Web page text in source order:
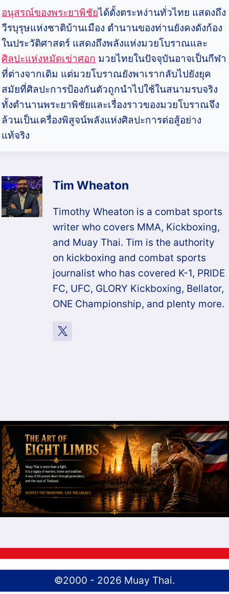
อนุสรณ์ของพระยาพิชัยได้ตั้งตระหง่านทั่วไทย แสดงถึง
วีรบุรุษแห่งชาติบ้านเมือง ตำนานของท่านยังคงดังก้อง
ในประวัติศาสตร์ แสดงถึงพลังแห่งมวยโบราณและ
ศิลปะแห่งหมัดเข่าศอก มวยไทยในปัจจุบันอาจเป็นกีฬา
ที่ต่างจากเดิม แต่มวยโบราณยังพาเรากลับไปยังยุค
สมัยที่ศิลปะการป้องกันตัวถูกนำไปใช้ในสนามรบจริง
ทั้งตำนานพระยาพิชัยและเรื่องราวของมวยโบราณจึง
ล้วนเป็นเครื่องพิสูจน์พลังแห่งศิลปะการต่อสู้อย่าง
แท้จริง
Tim Wheaton
Timothy Wheaton is a combat sports
writer who covers MMA, Kickboxing,
and Muay Thai. Tim is the authority
on kickboxing and combat sports
journalist who has covered K-1, PRIDE
FC, UFC, GLORY Kickboxing, Bellator,
ONE Championship, and plenty more.
©2000 - 2026 Muay Thai.